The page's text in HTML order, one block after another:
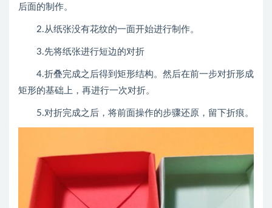
后面的制作。
2.从纸张没有花纹的一面开始进行制作。
3.先将纸张进行短边的对折
4.折叠完成之后得到矩形结构。然后在前一步对折形成
矩形的基础上，再进行一次对折。
5.对折完成之后，将前面操作的步骤还原，留下折痕。